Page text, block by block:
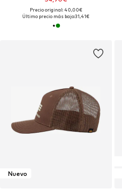
Precio original: 40,00€
Último precio más bajo:31,41€
Nuevo